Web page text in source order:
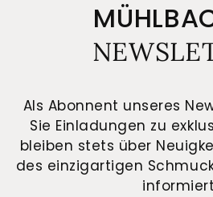
Als Abonnent unseres
Sie Einladungen zu
bleiben stets über
des einzigartigen